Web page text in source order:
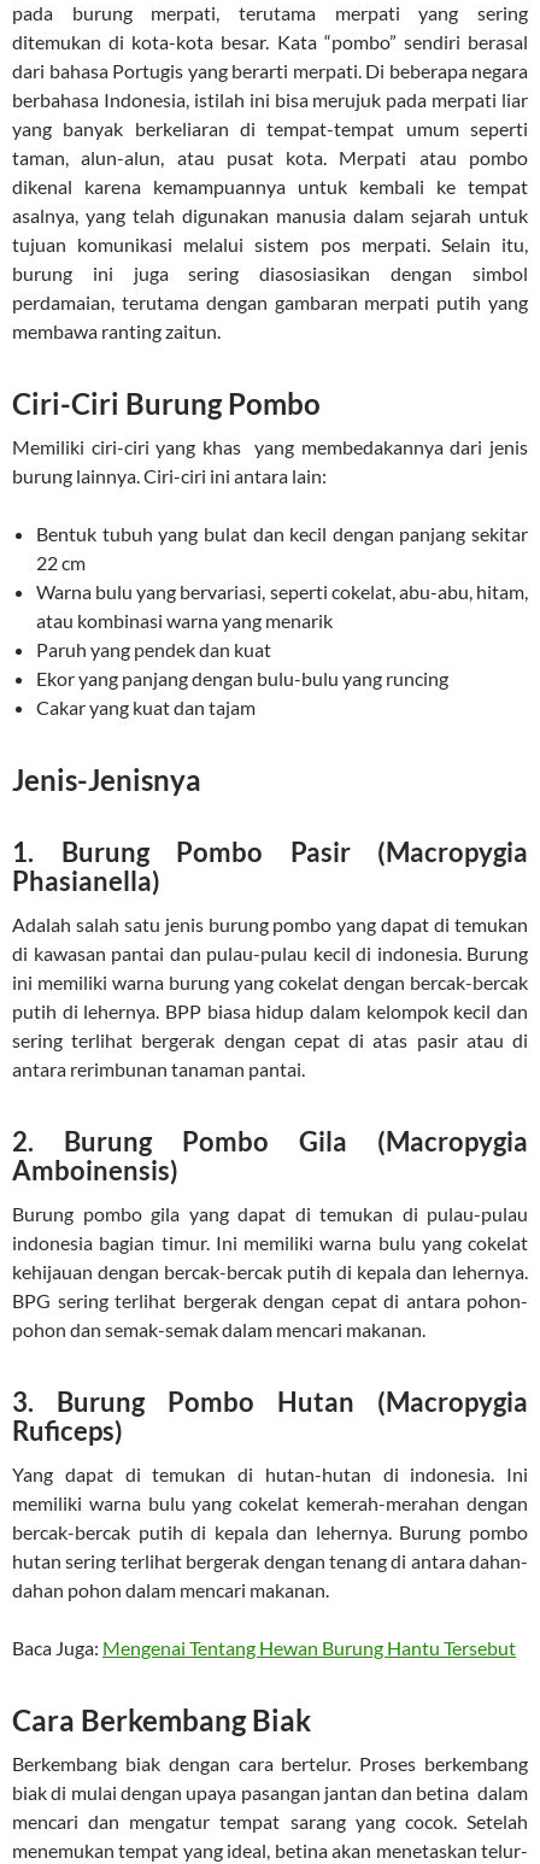
pada burung merpati, terutama merpati yang sering
ditemukan di kota-kota besar. Kata “pombo” sendiri berasal
dari bahasa Portugis yang berarti merpati. Di beberapa negara
berbahasa Indonesia, istilah ini bisa merujuk pada merpati liar
yang banyak berkeliaran di tempat-tempat umum seperti
taman, alun-alun, atau pusat kota. Merpati atau pombo
dikenal karena kemampuannya untuk kembali ke tempat
asalnya, yang telah digunakan manusia dalam sejarah untuk
tujuan komunikasi melalui sistem pos merpati. Selain itu,
burung ini juga sering diasosiasikan dengan simbol
perdamaian, terutama dengan gambaran merpati putih yang
membawa ranting zaitun.
Ciri-Ciri Burung Pombo
Memiliki ciri-ciri yang khas yang membedakannya dari jenis
burung lainnya. Ciri-ciri ini antara lain:
Bentuk tubuh yang bulat dan kecil dengan panjang sekitar
22 cm
Warna bulu yang bervariasi, seperti cokelat, abu-abu, hitam,
atau kombinasi warna yang menarik
Paruh yang pendek dan kuat
Ekor yang panjang dengan bulu-bulu yang runcing
Cakar yang kuat dan tajam
Jenis-Jenisnya
1. Burung Pombo Pasir (Macropygia
Phasianella)
Adalah salah satu jenis burung pombo yang dapat di temukan
di kawasan pantai dan pulau-pulau kecil di indonesia. Burung
ini memiliki warna burung yang cokelat dengan bercak-bercak
putih di lehernya. BPP biasa hidup dalam kelompok kecil dan
sering terlihat bergerak dengan cepat di atas pasir atau di
antara rerimbunan tanaman pantai.
2. Burung Pombo Gila (Macropygia
Amboinensis)
Burung pombo gila yang dapat di temukan di pulau-pulau
indonesia bagian timur. Ini memiliki warna bulu yang cokelat
kehijauan dengan bercak-bercak putih di kepala dan lehernya.
BPG sering terlihat bergerak dengan cepat di antara pohon-
pohon dan semak-semak dalam mencari makanan.
3. Burung Pombo Hutan (Macropygia
Ruficeps)
Yang dapat di temukan di hutan-hutan di indonesia. Ini
memiliki warna bulu yang cokelat kemerah-merahan dengan
bercak-bercak putih di kepala dan lehernya. Burung pombo
hutan sering terlihat bergerak dengan tenang di antara dahan-
dahan pohon dalam mencari makanan.
Baca Juga: Mengenai Tentang Hewan Burung Hantu Tersebut
Cara Berkembang Biak
Berkembang biak dengan cara bertelur. Proses berkembang
biak di mulai dengan upaya pasangan jantan dan betina dalam
mencari dan mengatur tempat sarang yang cocok. Setelah
menemukan tempat yang ideal, betina akan menetaskan telur-